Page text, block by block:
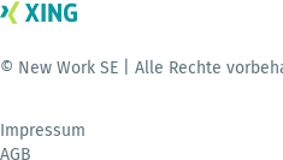
© New Work SE | Alle Rechte
Impressum
AGB